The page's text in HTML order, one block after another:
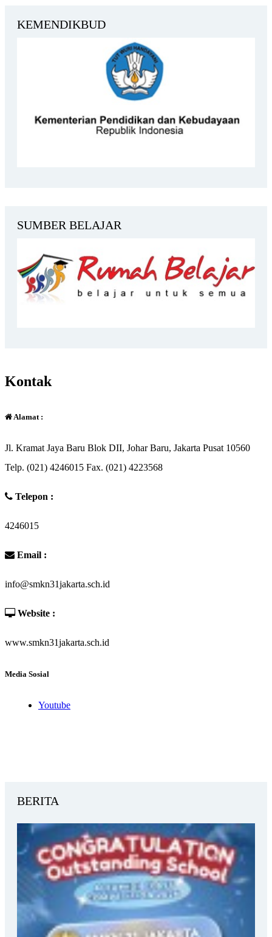
KEMENDIKBUD
SUMBER BELAJAR
Kontak
Alamat :
Jl. Kramat Jaya Baru Blok DII, Johar Baru, Jakarta Pusat 10560
Telp. (021) 4246015 Fax. (021) 4223568
Telepon :
4246015
Email :
info@smkn31jakarta.sch.id
Website :
www.smkn31jakarta.sch.id
Media Sosial
Youtube
BERITA